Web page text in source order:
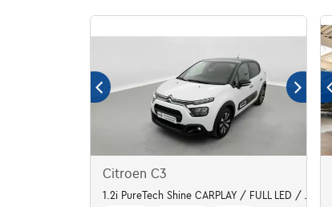
Citroen C3
1.2i PureTech Shine CARPLAY / FULL LED / JA 16"